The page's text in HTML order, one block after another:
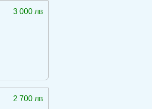
3 000 лв
2 700 лв